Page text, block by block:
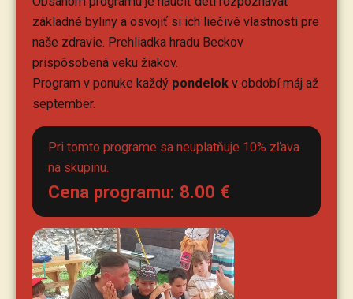
základné byliny a osvojiť si ich liečivé vlastnosti pre
naše zdravie. Prehliadka hradu Beckov
prispôsobená veku žiakov.
Program v ponuke každý pondelok v období máj až
september.
Pri tomto programe sa neuplatňuje 10% zľava
na skupinu.
Cena programu: 8.00 €